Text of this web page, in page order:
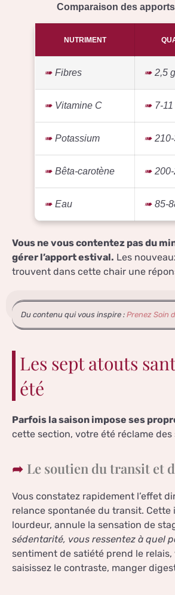
Comparaison des
NUTRIMENT
Fibres 2,5 g
Vitamine C 7-
Potassium
Bêta-carotène
Eau 85-
Vous ne vous contentez pas du
gérer l’apport estival. Les
trouvent dans cette chair une
Du contenu qui vous inspire : Prenez Soin
Les sept atouts
été
Parfois la saison impose ses
cette section, votre été réclame des
Le soutien du transit et
Vous constatez rapidement l’effet
relance spontanée du transit.
lourdeur, annule la sensation de
sédentarité, vous ressentez à quel
sentiment de satiété prend le
saisissez le contraste, manger